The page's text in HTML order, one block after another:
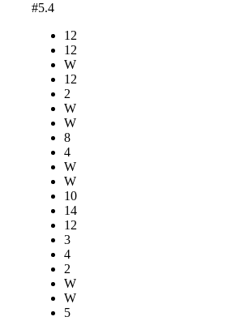
#5.4
12
12
W
12
2
W
W
8
4
W
W
10
14
12
3
4
2
W
W
5